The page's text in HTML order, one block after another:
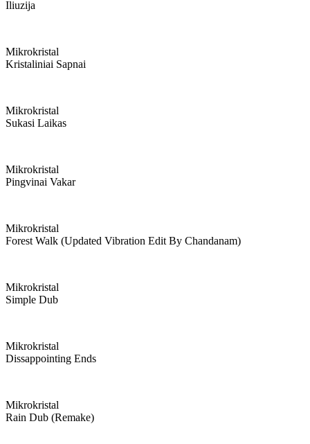
Iliuzija
Mikrokristal
Kristaliniai Sapnai
Mikrokristal
Sukasi Laikas
Mikrokristal
Pingvinai Vakar
Mikrokristal
Forest Walk (updated Vibration Edit By Chandanam)
Mikrokristal
Simple Dub
Mikrokristal
Dissappointing Ends
Mikrokristal
Rain Dub (remake)